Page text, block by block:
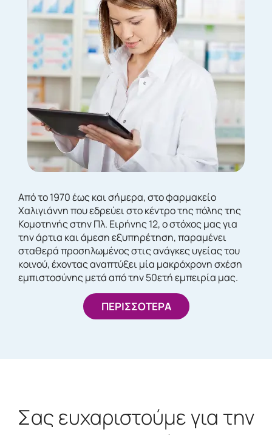
Από το 1970 έως και σήμερα, στο φαρμακείο
Χαλιγιάννη που εδρεύει στο κέντρο της πόλης της
Κομοτηνής στην Πλ. Ειρήνης 12, ο στόχος μας για
την άρτια και άμεση εξυπηρέτηση, παραμένει
σταθερά προσηλωμένος στις ανάγκες υγείας του
κοινού, έχοντας αναπτύξει μία μακρόχρονη σχέση
εμπιστοσύνης μετά από την 50ετή εμπειρία μας.
ΠΕΡΙΣΣΟΤΕΡΑ
Σας ευχαριστούμε για την